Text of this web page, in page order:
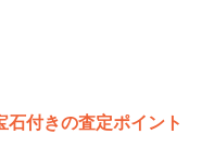
石付きの査定ポイント